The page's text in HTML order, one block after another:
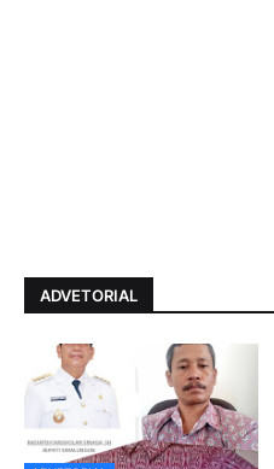
ADVETORIAL